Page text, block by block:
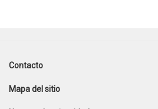
Footer
menu
Contacto
Mapa del sitio